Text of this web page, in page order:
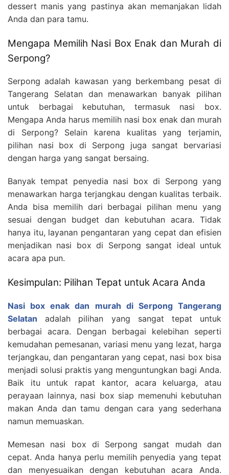
dessert manis yang pastinya akan memanjakan lidah
Anda dan para tamu.
Mengapa Memilih Nasi Box Enak dan Murah di
Serpong?
Serpong adalah kawasan yang berkembang pesat di
Tangerang Selatan dan menawarkan banyak pilihan
untuk berbagai kebutuhan, termasuk nasi box.
Mengapa Anda harus memilih nasi box enak dan murah
di Serpong? Selain karena kualitas yang terjamin,
pilihan nasi box di Serpong juga sangat bervariasi
dengan harga yang sangat bersaing.
Banyak tempat penyedia nasi box di Serpong yang
menawarkan harga terjangkau dengan kualitas terbaik.
Anda bisa memilih dari berbagai pilihan menu yang
sesuai dengan budget dan kebutuhan acara. Tidak
hanya itu, layanan pengantaran yang cepat dan efisien
menjadikan nasi box di Serpong sangat ideal untuk
acara apa pun.
Kesimpulan: Pilihan Tepat untuk Acara Anda
Nasi box enak dan murah di Serpong Tangerang
Selatan adalah pilihan yang sangat tepat untuk
berbagai acara. Dengan berbagai kelebihan seperti
kemudahan pemesanan, variasi menu yang lezat, harga
terjangkau, dan pengantaran yang cepat, nasi box bisa
menjadi solusi praktis yang menguntungkan bagi Anda.
Baik itu untuk rapat kantor, acara keluarga, atau
perayaan lainnya, nasi box siap memenuhi kebutuhan
makan Anda dan tamu dengan cara yang sederhana
namun memuaskan.
Memesan nasi box di Serpong sangat mudah dan
cepat. Anda hanya perlu memilih penyedia yang tepat
dan menyesuaikan dengan kebutuhan acara Anda.